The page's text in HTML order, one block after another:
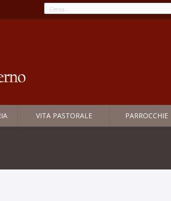
VITA PASTORALE PARROCCHIE